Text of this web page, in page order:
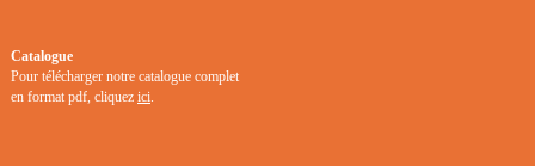
Catalogue
Pour télécharger notre catalogue complet
en format pdf, cliquez ici